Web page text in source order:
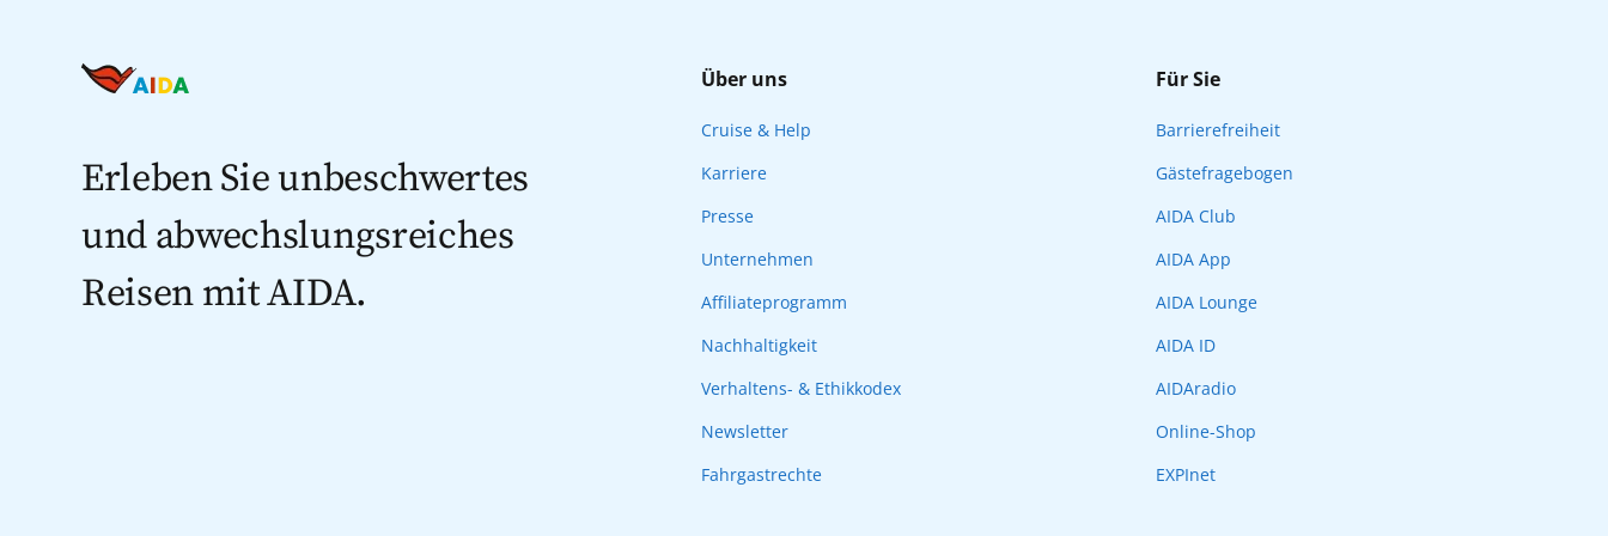
Erleben Sie unbeschwertes
und abwechslungsreiches
Reisen mit AIDA.
Über uns
Cruise & Help
Karriere
Presse
Unternehmen
Affiliateprogramm
Nachhaltigkeit
Verhaltens- & Ethikkodex
Newsletter
Fahrgastrechte
Für Sie
Barrierefreiheit
Gästefragebogen
AIDA Club
AIDA App
AIDA Lounge
AIDA ID
AIDAradio
Online-Shop
EXPInet